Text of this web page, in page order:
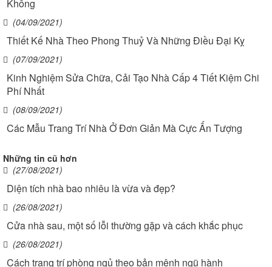
Không
Thiết Kế Nhà Theo Phong Thuỷ Và Những Điều Đại Kỵ
(04/09/2021)
Kinh Nghiệm Sửa Chữa, Cải Tạo Nhà Cấp 4 Tiết Kiệm Chi
Phí Nhất
(07/09/2021)
Các Mẫu Trang Trí Nhà Ở Đơn Giản Mà Cực Ấn Tượng
(08/09/2021)
Những tin cũ hơn
Diện tích nhà bao nhiêu là vừa và đẹp?
(27/08/2021)
Cửa nhà sau, một số lỗi thường gặp và cách khắc phục
(26/08/2021)
Cách trang trí phòng ngủ theo bản mệnh ngũ hành
(26/08/2021)